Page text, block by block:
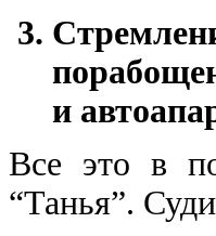
и
Все это в
“Танья”.